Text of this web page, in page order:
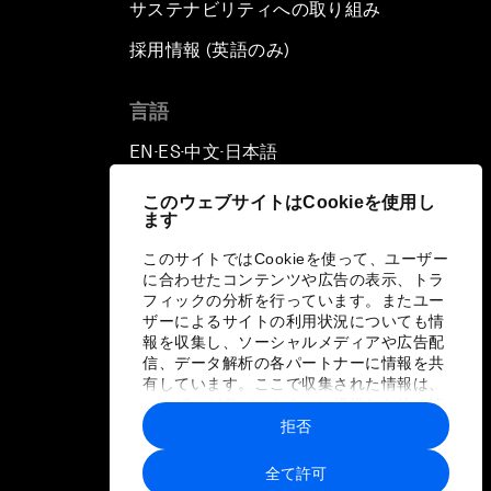
このウェブサイトはCookieを使用し
ます
このサイトではCookieを使って、ユーザー
に合わせたコンテンツや広告の表示、トラ
フィックの分析を行っています。またユー
ザーによるサイトの利用状況についても情
報を収集し、ソーシャルメディアや広告配
信、データ解析の各パートナーに情報を共
有しています。ここで収集された情報は、
ユーザーが各パートナーに提供した他の情
報や各パートナーのサービスを使用した際
に収集された情報と組み合わされ、各パー
トナーによって使用されることがありま
全て許可
拒否
サステナビリティへの取り組み
採用情報 (英語のみ)
言語
EN ▪ ES▪中文▪ 日本語